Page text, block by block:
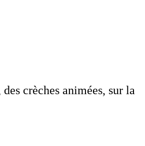
crèches animées, sur la